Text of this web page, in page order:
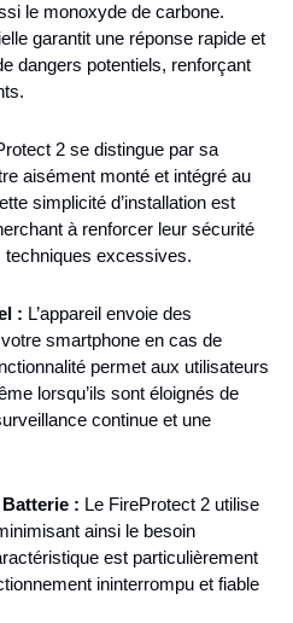
le monoxyde de carbone.
garantit une réponse rapide et
dangers potentiels, renforçant
2 se distingue par sa
aisément monté et intégré au
simplicité d’installation est
à renforcer leur sécurité
excessives.
: L’appareil envoie des
smartphone en cas de
permet aux utilisateurs
lorsqu’ils sont éloignés de
continue et une
: Le FireProtect 2 utilise
ainsi le besoin
est particulièrement
ininterrompu et fiable